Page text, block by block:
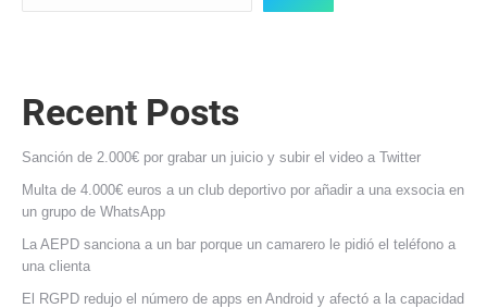
Recent Posts
Sanción de 2.000€ por grabar un juicio y subir el video a Twitter
Multa de 4.000€ euros a un club deportivo por añadir a una exsocia en
un grupo de WhatsApp
La AEPD sanciona a un bar porque un camarero le pidió el teléfono a
una clienta
El RGPD redujo el número de apps en Android y afectó a la capacidad